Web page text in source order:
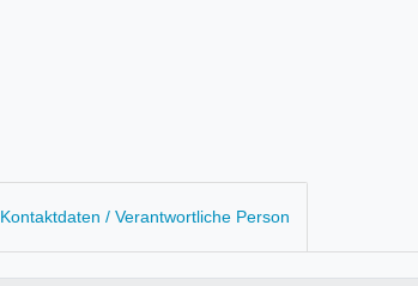
Kontaktdaten / Verantwortliche Person